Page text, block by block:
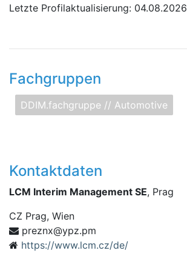
Letzte Profilaktualisierung: 04.08.2026
Fachgruppen
DDIM.fachgruppe // Automotive
Kontaktdaten
LCM Interim Management SE, Prag
CZ Prag, Wien
mp.zpy@xnzer
p
https://www.lcm.cz/de/